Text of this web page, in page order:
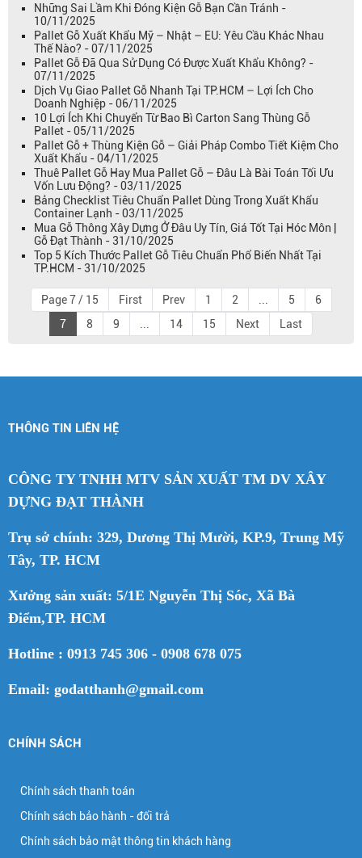
Những Sai Lầm Khi Đóng Kiện Gỗ Bạn Cần Tránh -
10/11/2025
Pallet Gỗ Xuất Khẩu Mỹ – Nhật – EU: Yêu Cầu Khác Nhau
Thế Nào? - 07/11/2025
Pallet Gỗ Đã Qua Sử Dụng Có Được Xuất Khẩu Không? -
07/11/2025
Dịch Vụ Giao Pallet Gỗ Nhanh Tại TP.HCM – Lợi Ích Cho
Doanh Nghiệp - 06/11/2025
10 Lợi Ích Khi Chuyển Từ Bao Bì Carton Sang Thùng Gỗ
Pallet - 05/11/2025
Pallet Gỗ + Thùng Kiện Gỗ – Giải Pháp Combo Tiết Kiệm Cho
Xuất Khẩu - 04/11/2025
Thuê Pallet Gỗ Hay Mua Pallet Gỗ – Đâu Là Bài Toán Tối Ưu
Vốn Lưu Động? - 03/11/2025
Bảng Checklist Tiêu Chuẩn Pallet Dùng Trong Xuất Khẩu
Container Lạnh - 03/11/2025
Mua Gỗ Thông Xây Dựng Ở Đâu Uy Tín, Giá Tốt Tại Hóc Môn |
Gỗ Đạt Thành - 31/10/2025
Top 5 Kích Thước Pallet Gỗ Tiêu Chuẩn Phổ Biến Nhất Tại
TP.HCM - 31/10/2025
Page 7 / 15 First Prev 1 2 5
6
7
8 9 14 15 Next Last
THÔNG TIN LIÊN HỆ
CÔNG TY TNHH MTV SẢN XUẤT TM DV XÂY
DỰNG ĐẠT THÀNH
Trụ sở chính: 329, Dương Thị Mười, KP.9, Trung Mỹ
Tây, TP. HCM
Xưởng sản xuất: 5/1E Nguyễn Thị Sóc, Xã Bà
Điểm,TP. HCM
Hotline : 0913 745 306 - 0908 678 075
Email: godatthanh@gmail.com
CHÍNH SÁCH
Chính sách thanh toán
Chính sách bảo hành - đổi trả
Chính sách bảo mật thông tin khách hàng